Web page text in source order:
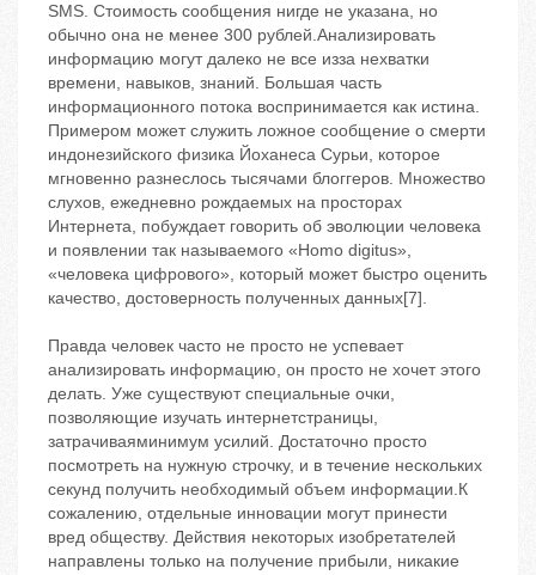
SMS. Стоимость сообщения нигде не указана, но
обычно она не менее 300 рублей.Анализировать
информацию могут далеко не все изза нехватки
времени, навыков, знаний. Большая часть
информационного потока воспринимается как истина.
Примером может служить ложное сообщение о смерти
индонезийского физика Йоханеса Сурьи, которое
мгновенно разнеслось тысячами блоггеров. Множество
слухов, ежедневно рождаемых на просторах
Интернета, побуждает говорить об эволюции человека
и появлении так называемого «Homo digitus»,
«человека цифрового», который может быстро оценить
качество, достоверность полученных данных[7].
Правда человек часто не просто не успевает
анализировать информацию, он просто не хочет этого
делать. Уже существуют специальные очки,
позволяющие изучать интернетстраницы,
затрачиваяминимум усилий. Достаточно просто
посмотреть на нужную строчку, и в течение нескольких
секунд получить необходимый объем информации.К
сожалению, отдельные инновации могут принести
вред обществу. Действия некоторых изобретателей
направлены только на получение прибыли, никакие